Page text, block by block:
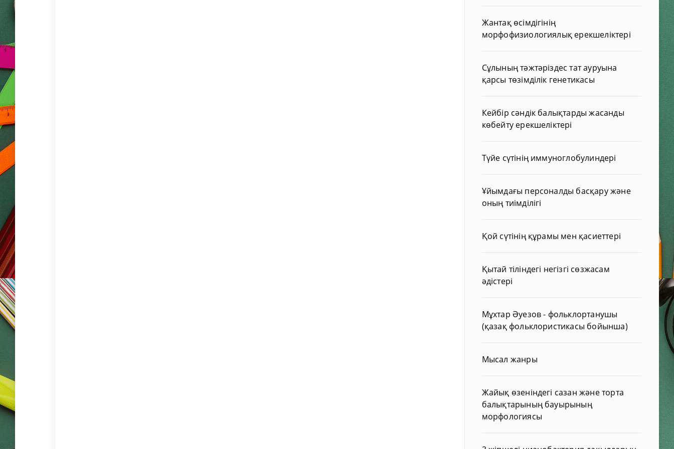
Жантақ өсімдігінің
морфофизиологиялық ерекшеліктері
Сұлының тәжтәріздес тат ауруына
қарсы төзімділік генетикасы
Кейбір сәндік балықтарды жасанды
көбейту ерекшеліктері
Түйе сүтінің иммуноглобулиндері
Ұйымдағы персоналды басқару және
оның тиімділігі
Қой сүтінің құрамы мен қасиеттері
Қытай тіліндегі негізгі сөзжасам
әдістері
Мұхтар Әуезов - фольклортанушы
(қазақ фольклористикасы бойынша)
Мысал жанры
Жайық өзеніндегі сазан және торта
балықтарының бауырының
морфологиясы